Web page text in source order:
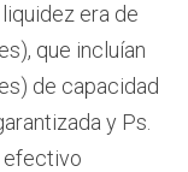
era de
que incluían
de capacidad
y Ps.
efectivo